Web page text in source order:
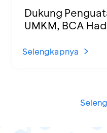
Dukung
UMKM, BCA
di KCU Tanjung
Selengkapnya